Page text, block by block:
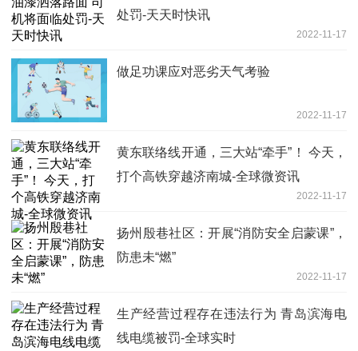
处罚-天天时快讯
2022-11-17
做足功课应对恶劣天气考验
2022-11-17
黄东联络线开通，三大站“牵手”！ 今天，
打个高铁穿越济南城-全球微资讯
2022-11-17
扬州殷巷社区：开展“消防安全启蒙课”，
防患未“燃”
2022-11-17
生产经营过程存在违法行为 青岛滨海电
线电缆被罚-全球实时